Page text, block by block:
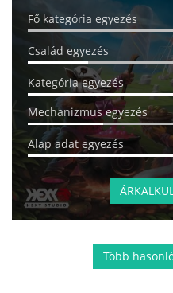
Fő kategória egyezés
Család egyezés
Kategória egyezés
Mechanizmus egyezés
Alap adat egyezés
Több